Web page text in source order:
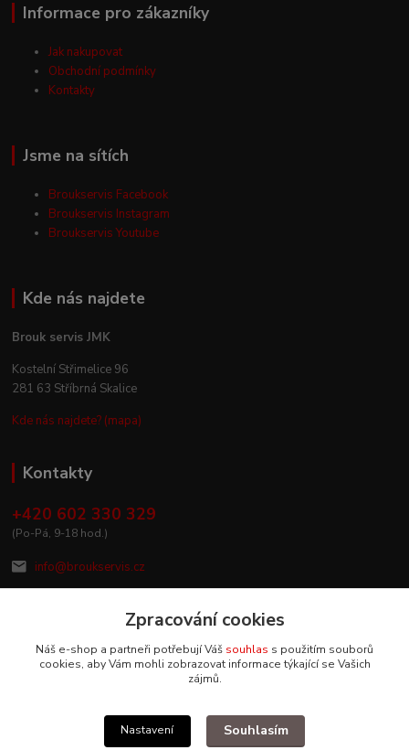
Informace pro zákazníky
Jak nakupovat
Obchodní podmínky
Kontakty
Jsme na sítích
Broukservis Facebook
Broukservis Instagram
Broukservis Youtube
Kde nás najdete
Brouk servis JMK
Kostelní Střimelice 96
281 63 Stříbrná Skalice
Kde nás najdete? (mapa)
Kontakty
+420 602 330 329
(Po-Pá, 9-18 hod.)
info@broukservis.cz
Zpracování cookies
Náš e-shop a partneři potřebují Váš souhlas s použitím souborů
cookies, aby Vám mohli zobrazovat informace týkající se Vašich
zájmů.
Nastavení Souhlasím